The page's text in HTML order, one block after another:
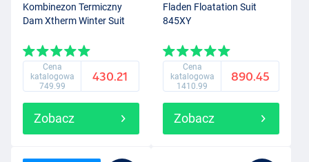
Kombinezon Termiczny
Dam Xtherm Winter Suit
Cena
katalogowa
749.99
430.21
Zobacz
Fladen Floatation Suit
845XY
Cena
katalogowa
1410.99
890.45
Zobacz